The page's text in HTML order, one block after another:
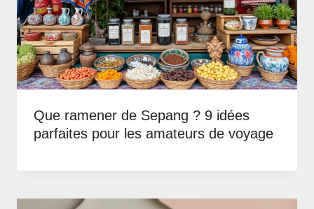
Que ramener de Sepang ? 9 idées
parfaites pour les amateurs de voyage